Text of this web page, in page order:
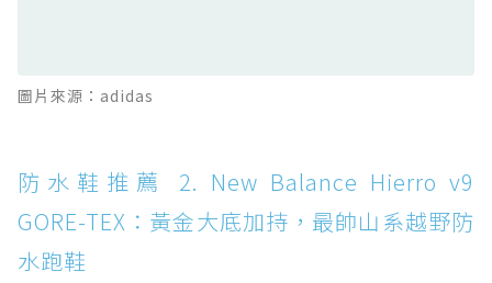
Boot：馬汀首款雨靴登場，經典八孔加上全防
防水鞋推薦 14. SKECHERS BADGER
WATERPROOF：一踩即穿懶人神器！搭載固特
異大底與全防水厚底健走鞋
防水鞋推薦 15. Brooks Cascadia 19 GTX：注
圖片來源：adidas
防水鞋推薦 2. New Balance Hierro v9
GORE-TEX：黃金大底加持，最帥山系越野防
水跑鞋